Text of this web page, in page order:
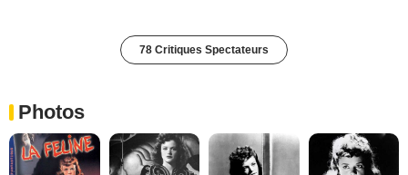
78 Critiques Spectateurs
Photos